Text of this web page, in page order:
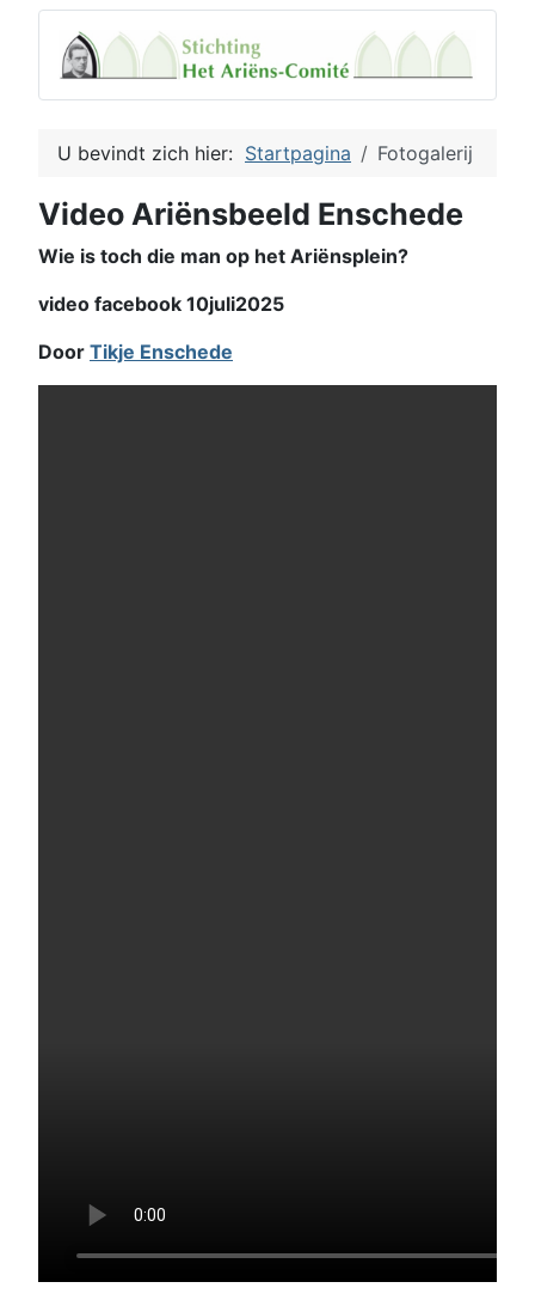
U bevindt zich hier: Startpagina Fotogalerij
Video Ariënsbeeld Enschede
Wie is toch die man op het Ariënsplein?
video facebook 10juli2025
Door Tikje Enschede